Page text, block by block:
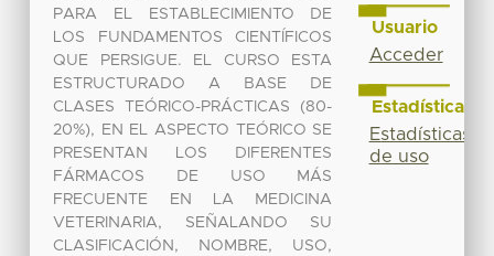
PARA EL ESTABLECIMIENTO DE
LOS FUNDAMENTOS CIENTÍFICOS
QUE PERSIGUE. EL CURSO ESTA
ESTRUCTURADO A BASE DE
CLASES TEÓRICO-PRÁCTICAS (80-
20%), EN EL ASPECTO TEÓRICO SE
PRESENTAN LOS DIFERENTES
FÁRMACOS DE USO MÁS
FRECUENTE EN LA MEDICINA
VETERINARIA, SEÑALANDO SU
CLASIFICACIÓN, NOMBRE, USO,
Usuario
Acceder
Estadísticas
Estadísticas
de uso